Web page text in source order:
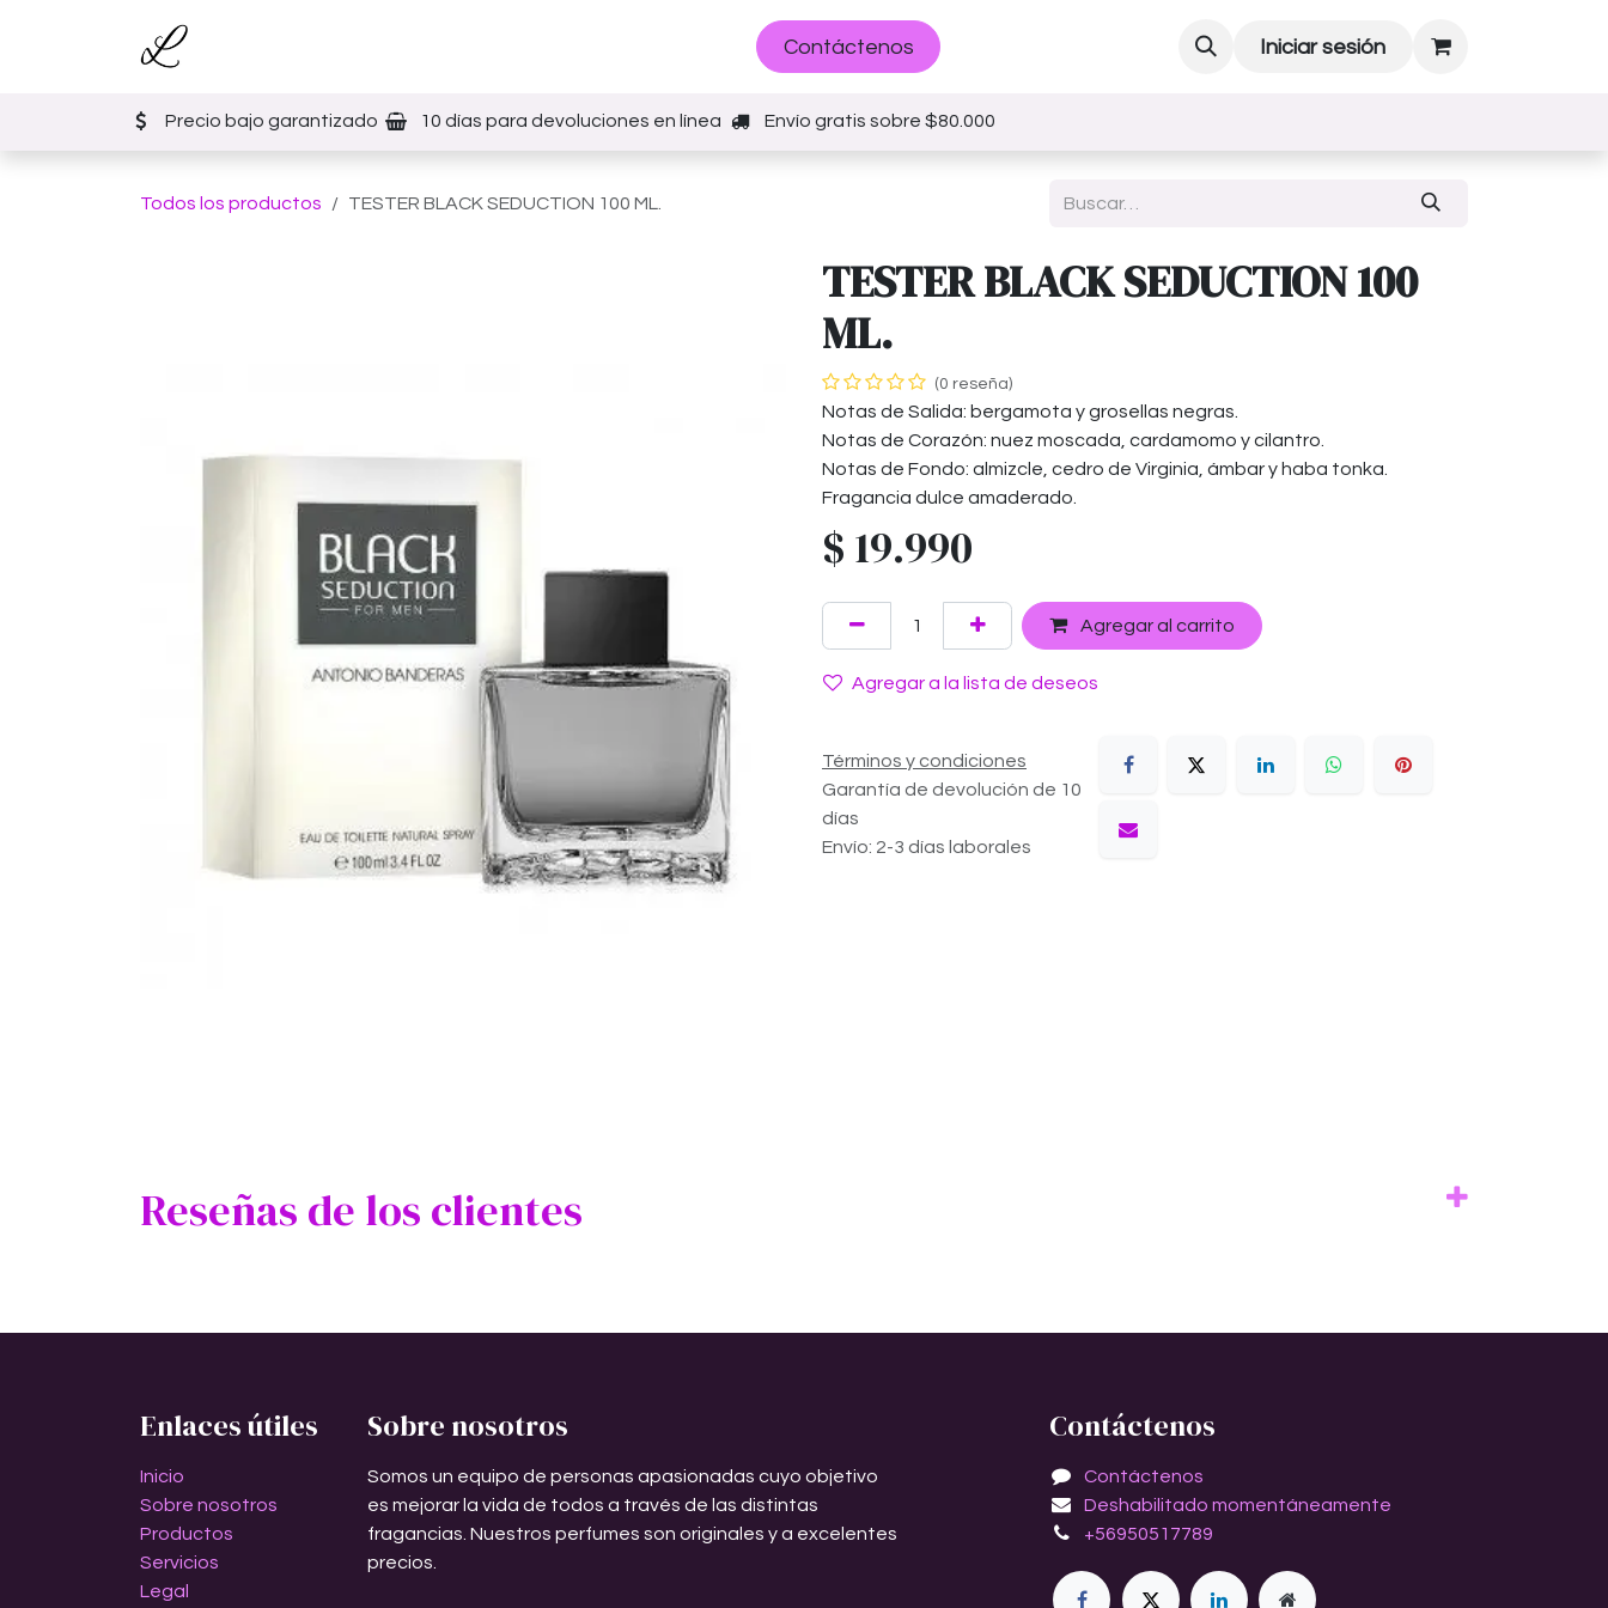
Contáctenos Iniciar sesión
Precio bajo garantizado 10 días para devoluciones en línea Envío gratis sobre $80.000
Todos los productos TESTER BLACK SEDUCTION 100 ML.
TESTER BLACK SEDUCTION 100
ML.
(0 reseña)
Notas de Salida: bergamota y grosellas negras.
Notas de Corazón: nuez moscada, cardamomo y cilantro.
Notas de Fondo: almizcle, cedro de Virginia, ámbar y haba tonka.
Fragancia dulce amaderado.
$ 19.990
Agregar al carrito
Agregar a la lista de deseos
Términos y condiciones
Garantía de devolución de 10
días
Envío: 2-3 días laborales
Reseñas de los clientes
Enlaces útiles
Inicio
Sobre nosotros
Productos
Servicios
Legal
Sobre nosotros
Somos un equipo de personas apasionadas cuyo objetivo
es mejorar la vida de todos a través de las distintas
fragancias. Nuestros perfumes son originales y a excelentes
precios.
Contáctenos
Contáctenos
Deshabilitado momentáneamente
+56950517789